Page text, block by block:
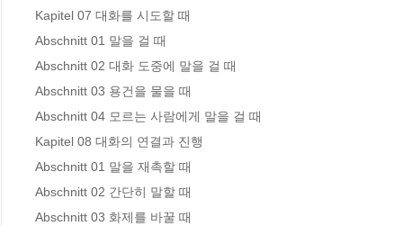
Kapitel 07 대화를 시도할 때
Abschnitt 01 말을 걸 때
Abschnitt 02 대화 도중에 말을 걸 때
Abschnitt 03 용건을 물을 때
Abschnitt 04 모르는 사람에게 말을 걸 때
Kapitel 08 대화의 연결과 진행
Abschnitt 01 말을 재촉할 때
Abschnitt 02 간단히 말할 때
Abschnitt 03 화제를 바꿀 때